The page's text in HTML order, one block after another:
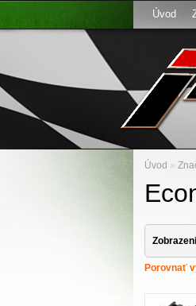
Úvod
Úvod »
Porovnať